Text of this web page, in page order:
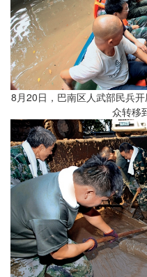
8月20日，巴南区人武部民兵
众转移